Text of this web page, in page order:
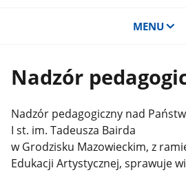
MENU
Nadzór
Nadzór pedagogiczny nad
I st. im. Tadeusza Bairda
w Grodzisku Mazowieckim, z
Edukacji Artystycznej, sprawuje